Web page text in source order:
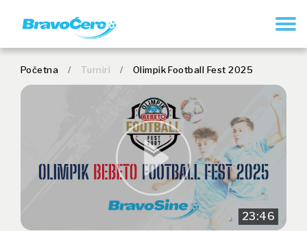
Početna / Turniri / Olimpik Football Fest 2025
23:46